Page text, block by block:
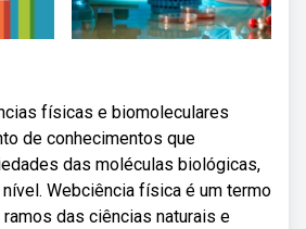
físicas e biomoleculares
de conhecimentos que
das moléculas biológicas,
Webciência física é um termo
das ciências naturais e